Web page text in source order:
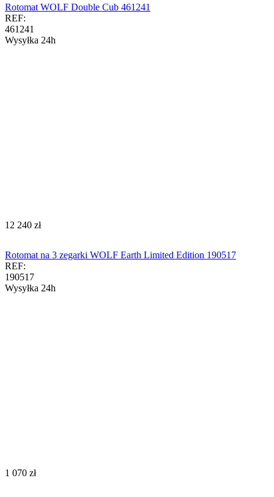
Rotomat WOLF Double Cub 461241
REF:
461241
Wysyłka 24h
‍12 240‍ zł
Rotomat na 3 zegarki WOLF Earth Limited Edition 190517
REF:
190517
Wysyłka 24h
‍1 070‍ zł